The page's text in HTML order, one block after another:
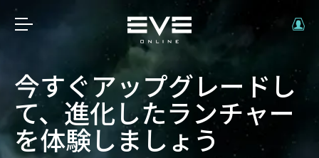
今すぐアップグレードし
て、進化したランチャー
を体験しましょう